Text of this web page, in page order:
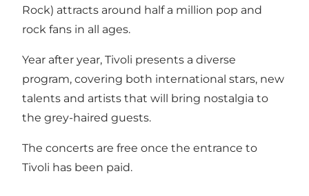
Rock) attracts around half a million pop and
rock fans in all ages.
Year after year, Tivoli presents a diverse
program, covering both international stars, new
talents and artists that will bring nostalgia to
the grey-haired guests.
The concerts are free once the entrance to
Tivoli has been paid.